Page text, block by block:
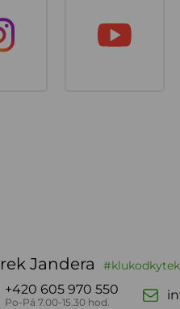
Jandera #klukodkytek
+420 605 970 550
Po-Pá 7.00-15.30 hod.